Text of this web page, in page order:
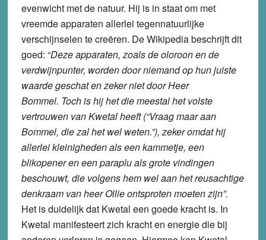
evenwicht met de natuur. Hij is in staat om met
vreemde apparaten allerlei tegennatuurlijke
verschijnselen te creëren. De Wikipedia beschrijft dit
goed: “Deze apparaten, zoals de oloroon en de
verdwijnpunter, worden door niemand op hun juiste
waarde geschat en zeker niet door Heer
Bommel. Toch is hij het die meestal het volste
vertrouwen van Kwetal heeft (“Vraag maar aan
Bommel, die zal het wel weten.”), zeker omdat hij
allerlei kleinigheden als een kammetje, een
blikopener en een paraplu als grote vindingen
beschouwt, die volgens hem wel aan het reusachtige
denkraam van heer Ollie ontsproten moeten zijn”.
Het is duidelijk dat Kwetal een goede kracht is. In
Kwetal manifesteert zich kracht en energie die bij